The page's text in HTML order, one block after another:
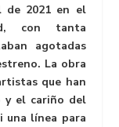
de 2021 en el
con tanta
agotadas
La obra
que han
y el cariño del
una línea para